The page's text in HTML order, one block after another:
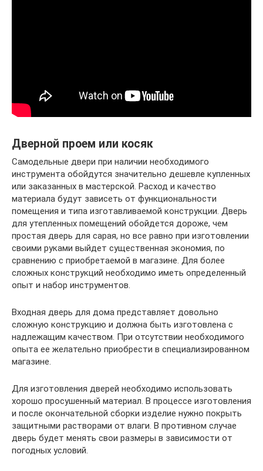
Дверной проем или косяк
Самодельные двери при наличии необходимого
инструмента обойдутся значительно дешевле купленных
или заказанных в мастерской. Расход и качество
материала будут зависеть от функциональности
помещения и типа изготавливаемой конструкции. Дверь
для утепленных помещений обойдется дороже, чем
простая дверь для сарая, но все равно при изготовлении
своими руками выйдет существенная экономия, по
сравнению с приобретаемой в магазине. Для более
сложных конструкций необходимо иметь определенный
опыт и набор инструментов.
Входная дверь для дома представляет довольно
сложную конструкцию и должна быть изготовлена с
надлежащим качеством. При отсутствии необходимого
опыта ее желательно приобрести в специализированном
магазине.
Для изготовления дверей необходимо использовать
хорошо просушенный материал. В процессе изготовления
и после окончательной сборки изделие нужно покрыть
защитными растворами от влаги. В противном случае
дверь будет менять свои размеры в зависимости от
погодных условий.